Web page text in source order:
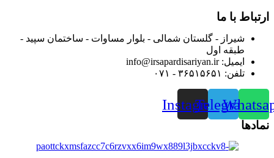
ارتباط با ما
شیراز - گلستان شمالی - بلوار مساوات - ساختمان سپید -
طبقه اول
ایمیل: info@irsapardisariyan.ir
تلفن: ۳۶۵۱۵۶۵۱ - ۰۷۱
Telegram
Instagram
نمادها